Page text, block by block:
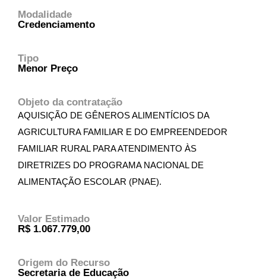
Modalidade
Credenciamento
Tipo
Menor Preço
Objeto da contratação
AQUISIÇÃO DE GÊNEROS ALIMENTÍCIOS DA
AGRICULTURA FAMILIAR E DO EMPREENDEDOR
FAMILIAR RURAL PARA ATENDIMENTO ÀS
DIRETRIZES DO PROGRAMA NACIONAL DE
ALIMENTAÇÃO ESCOLAR (PNAE).
Valor Estimado
R$ 1.067.779,00
Origem do Recurso
Secretaria de Educação